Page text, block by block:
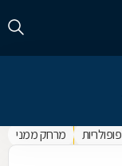
פופולריות מרחק ממני